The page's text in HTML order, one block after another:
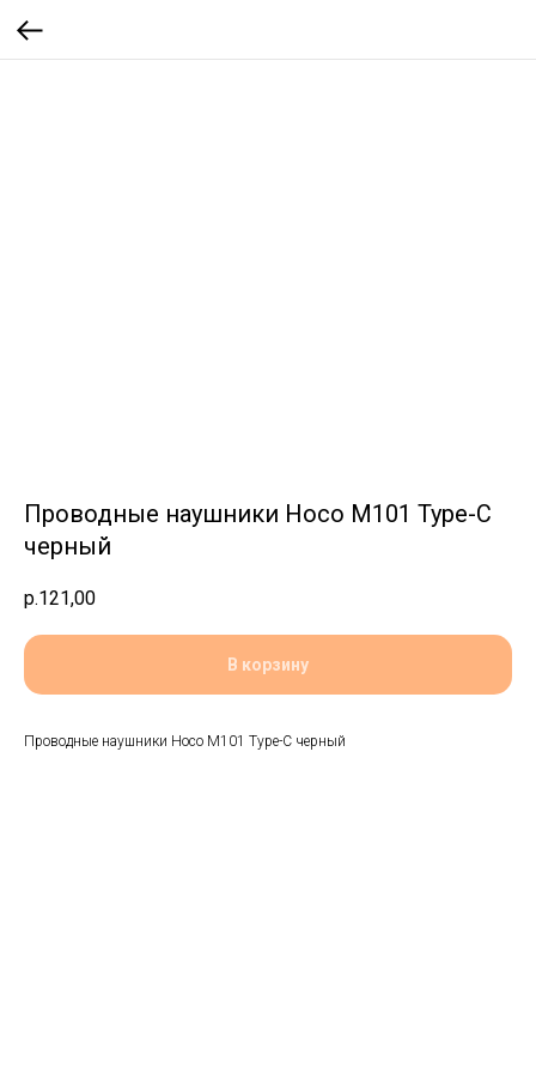
Проводные наушники Hoco M101 Type-C
черный
р.121,00
В корзину
Проводные наушники Hoco M101 Type-C черный